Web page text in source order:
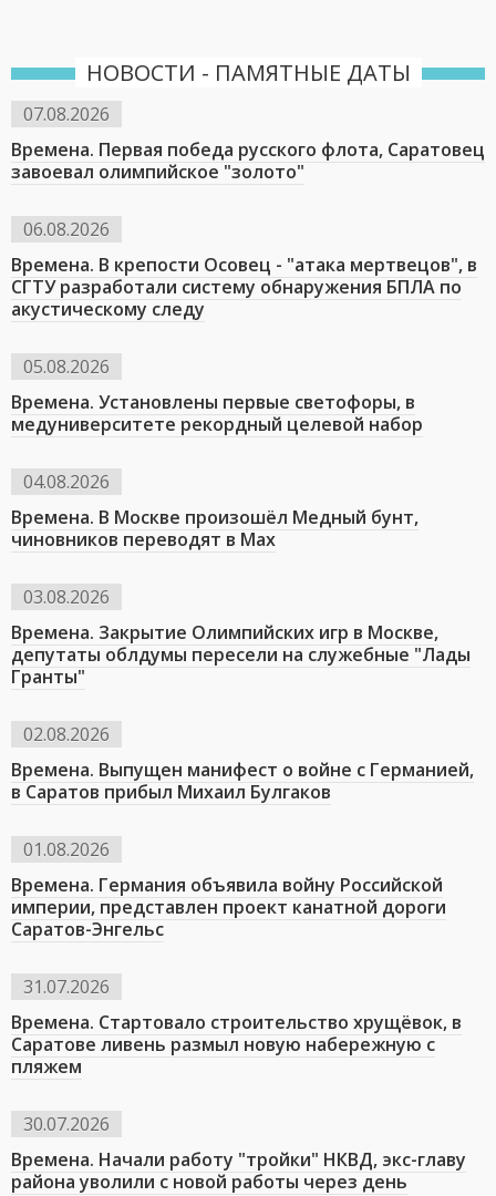
НОВОСТИ - ПАМЯТНЫЕ ДАТЫ
07.08.2026
Времена. Первая победа русского флота, Саратовец
завоевал олимпийское "золото"
06.08.2026
Времена. В крепости Осовец - "атака мертвецов", в
СГТУ разработали систему обнаружения БПЛА по
акустическому следу
05.08.2026
Времена. Установлены первые светофоры, в
медуниверситете рекордный целевой набор
04.08.2026
Времена. В Москве произошёл Медный бунт,
чиновников переводят в Мах
03.08.2026
Времена. Закрытие Олимпийских игр в Москве,
депутаты облдумы пересели на служебные "Лады
Гранты"
02.08.2026
Времена. Выпущен манифест о войне с Германией,
в Саратов прибыл Михаил Булгаков
01.08.2026
Времена. Германия объявила войну Российской
империи, представлен проект канатной дороги
Саратов-Энгельс
31.07.2026
Времена. Стартовало строительство хрущёвок, в
Саратове ливень размыл новую набережную с
пляжем
30.07.2026
Времена. Начали работу "тройки" НКВД, экс-главу
района уволили с новой работы через день